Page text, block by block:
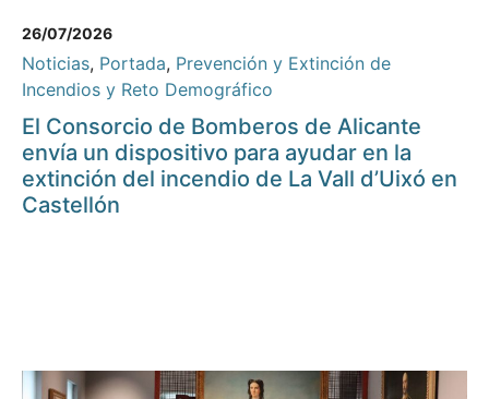
26/07/2026
Noticias, Portada, Prevención y Extinción de
Incendios y Reto Demográfico
El Consorcio de Bomberos de Alicante
envía un dispositivo para ayudar en la
extinción del incendio de La Vall d’Uixó en
Castellón